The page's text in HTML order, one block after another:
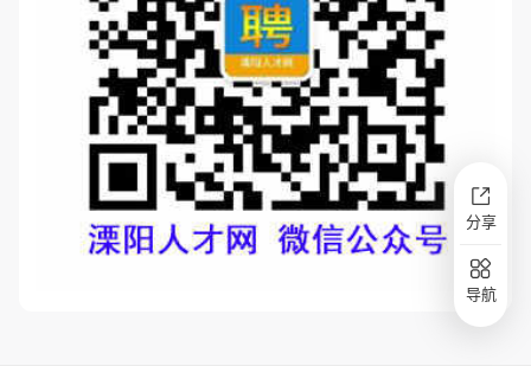
分享
导航